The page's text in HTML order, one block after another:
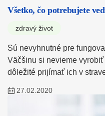
Všetko, čo potrebujete
zdravý život
Sú nevyhnutné pre
Väčšinu si nevieme
dôležité prijímať ich v
27.02.2020